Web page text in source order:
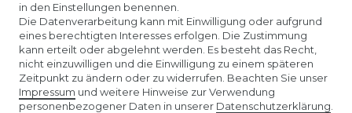
ÜBER UNS
AMAZON STORE
SPIELWARENMESSE NÜRNBERG
in den Einstellungen benennen.
Die Datenverarbeitung kann mit Einwilligung oder aufgrund
eines berechtigten Interesses erfolgen. Die Zustimmung
kann erteilt oder abgelehnt werden. Es besteht das Recht,
nicht einzuwilligen und die Einwilligung zu einem späteren
Zeitpunkt zu ändern oder zu widerrufen. Beachten Sie unser
Impressum und weitere Hinweise zur Verwendung
personenbezogener Daten in unserer Daten­schutz­erklärung